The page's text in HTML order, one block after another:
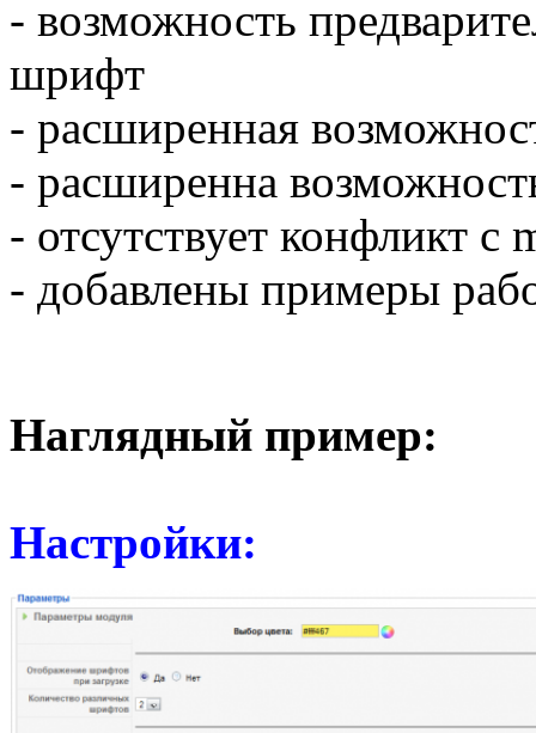
- возможность
шрифт
- расширенная
- расширенна
- отсутствует конфликт с
- добавлены примеры
Наглядный пример:
Настройки: